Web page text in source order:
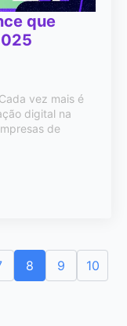
que
vez mais é
digital na
de
8 9
10